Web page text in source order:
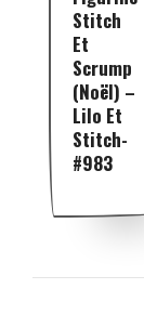
Stitch
Et
Scrump
(Noël) –
Lilo Et
Stitch-
#983